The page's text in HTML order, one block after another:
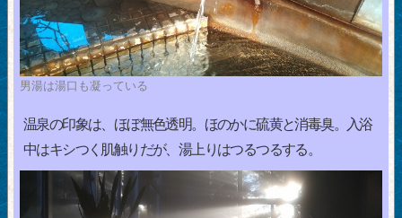
男湯は湯口も凝っている
温泉の印象は、ほぼ無色透明。ほのかに硫黄と消毒臭。入浴
中はキシつく肌触りだが、湯上りはつるつるする。